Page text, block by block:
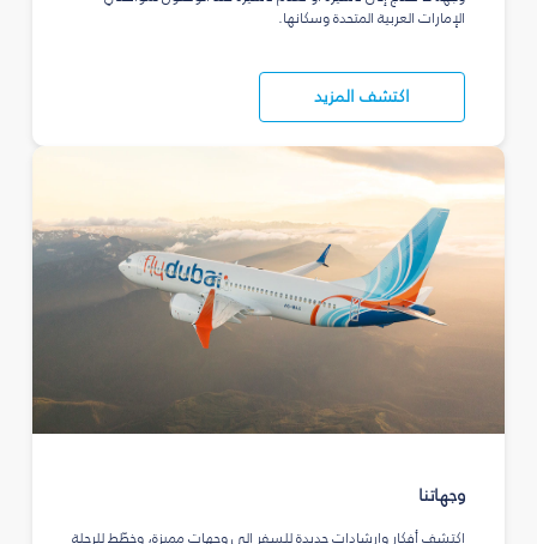
الإمارات العربية المتحدة وسكانها.
اكتشف المزيد
وجهاتنا
اكتشف أفكار وإرشادات جديدة للسفر إلى وجهات مميزة، وخطّط للرحلة